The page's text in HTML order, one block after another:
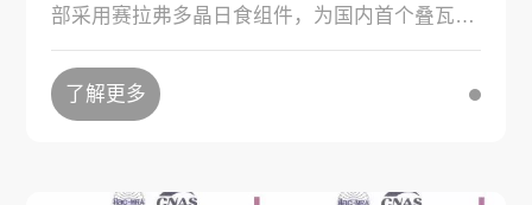
部采用赛拉弗多晶日食组件，为国内首个叠瓦组
件地面电站项目。
了解更多